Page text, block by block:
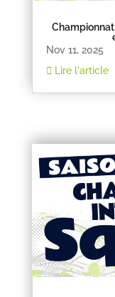
Nov 11, 2025
Lire l'article